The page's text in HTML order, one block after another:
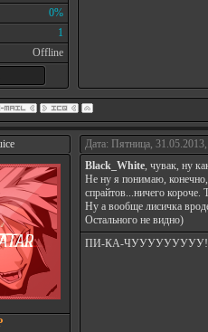
0%
1
Offline
Дата: Пятница,
Black_White, чувак, ну
Не ну я понимаю,
спрайтов...ничего короче.
Ну а вообще лисичка
Остального не видно)
ПИ-КА-ЧУУУУУУУУУ!